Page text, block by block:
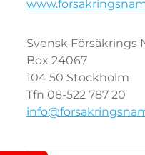
Svensk Försäkrings
Box 24067
104 50 Stockholm
Tfn 08-522 787 20